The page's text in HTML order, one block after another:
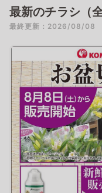
最新のチラシ（
最終更新：2026/08/08